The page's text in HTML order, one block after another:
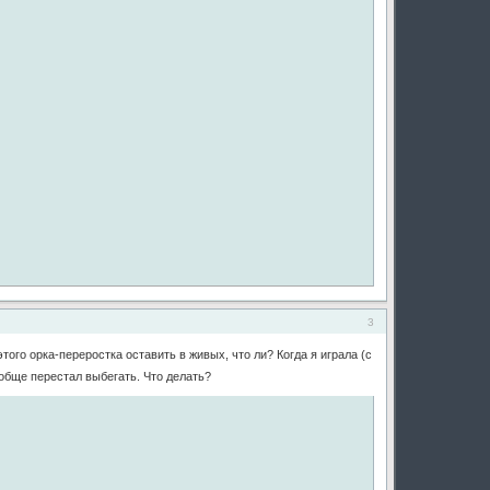
3
орка-переростка оставить в живых, что ли? Когда я играла (с
перестал выбегать. Что делать?